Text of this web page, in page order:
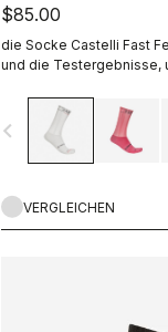
$85.00
die Socke Castelli Fast
und die Testergebnisse,
navigate_before
VERGLEICHEN